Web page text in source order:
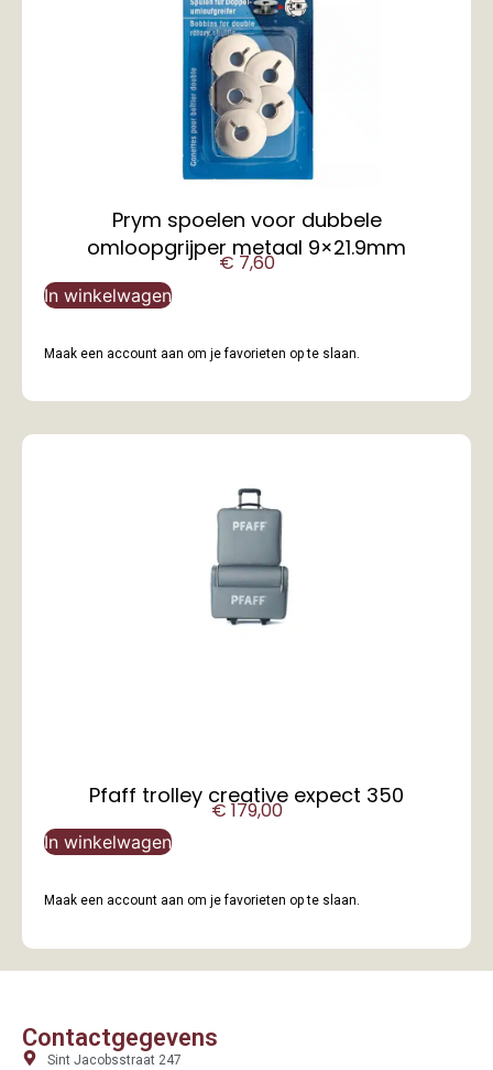
Prym spoelen voor dubbele
omloopgrijper metaal 9×21.9mm
€7,60
In winkelwagen
Maak een account aan om je favorieten op te slaan.
Pfaff trolley creative expect 350
€ 179,00
In winkelwagen
Maak een account aan om je favorieten op te slaan.
Contactgegevens
Sint Jacobsstraat 247